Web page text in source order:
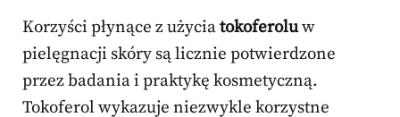
Korzyści płynące z użyciatokoferoluw
pielęgnacji skóry są licznie potwierdzone
przez badania i praktykę kosmetyczną.
Tokoferol wykazuje niezwykle korzystne